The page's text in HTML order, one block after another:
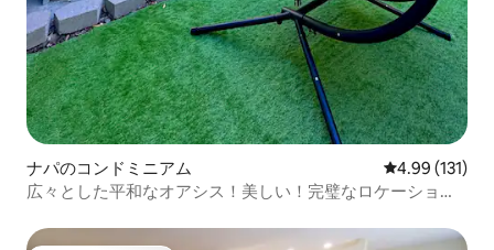
ナパのコンドミニアム レビュー131
4.99 (131)
広々とした平和なオアシス！美しい！完璧なロケーショ